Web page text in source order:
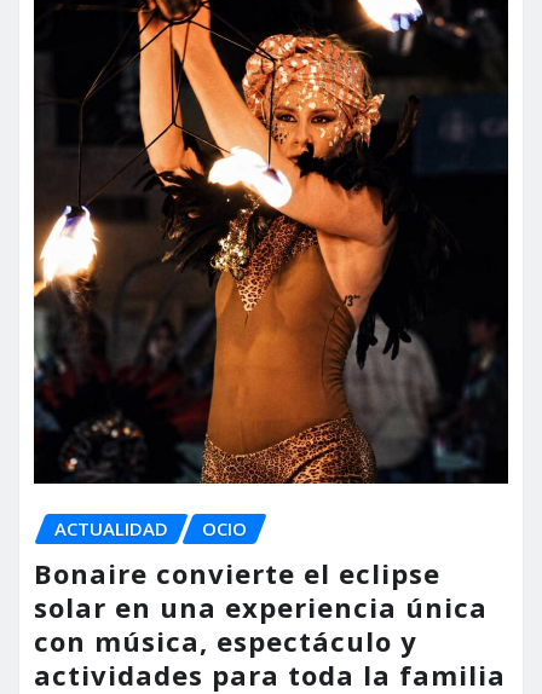
ACTUALIDAD OCIO
Bonaire convierte el eclipse
solar en una experiencia única
con música, espectáculo y
actividades para toda la familia